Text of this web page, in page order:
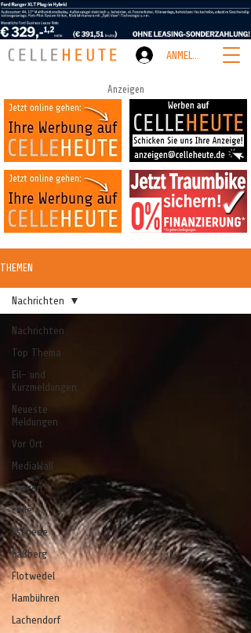
ANMELDEN
Anzeigen
THEMEN
Nachrichten
Top Thema
Eil- und
Kurzmeldungen
Neueste
Meldungen
Vor Ort
MediaWall
Bergen
Celle
Eschede
Faßberg
Flotwedel
Hambühren
Lachendorf
Nachrichten